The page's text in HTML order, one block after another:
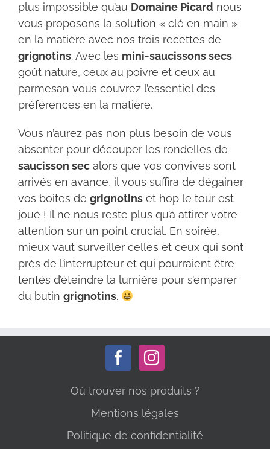
plus impossible qu’au Domaine Picard nous
vous proposons la solution « clé en main »
en la matière avec nos trois recettes de
grignotins. Avec les mini-saucissons secs
goût nature, ceux au poivre et ceux au
parmesan vous couvrez l’essentiel des
préférences en la matière.
Vous n’aurez pas non plus besoin de vous
absenter pour découper les rondelles de
saucisson sec alors que vos convives sont
arrivés en avance, il vous suffira de dégainer
vos boites de grignotins et hop le tour est
joué ! Il ne nous reste plus qu’à attirer votre
attention sur un point crucial. En soirée,
mieux vaut surveiller celles et ceux qui sont
près de l’interrupteur et qui pourraient être
tentés d’éteindre la lumière pour s’emparer
du butin grignotins.
Où trouver nos produits ?
Mentions légales
Politique de confidentialité